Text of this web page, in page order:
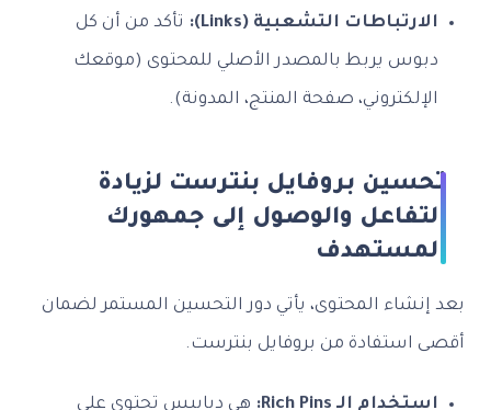
الارتباطات التشعبية (Links): تأكد من أن كل
دبوس يربط بالمصدر الأصلي للمحتوى (موقعك
الإلكتروني، صفحة المنتج، المدونة).
تحسين بروفايل بنترست لزيادة
التفاعل والوصول إلى جمهورك
المستهدف
بعد إنشاء المحتوى، يأتي دور التحسين المستمر لضمان
أقصى استفادة من بروفايل بنترست.
استخدام الـ Rich Pins: هي دبابيس تحتوي على